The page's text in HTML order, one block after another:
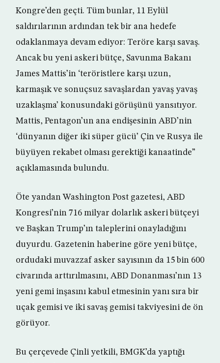
Kongre’den geçti. Tüm bunlar, 11 Eylül
saldırılarının ardından tek bir ana hedefe
odaklanmaya devam ediyor: Teröre karşı savaş.
Ancak bu yeni askeri bütçe, Savunma Bakanı
James Mattis’in ‘teröristlere karşı uzun,
karmaşık ve sonuçsuz savaşlardan yavaş yavaş
uzaklaşma’ konusundaki görüşünü yansıtıyor.
Mattis, Pentagon’un ana endişesinin ABD’nin
‘dünyanın diğer iki süper gücü’ Çin ve Rusya ile
büyüyen rekabet olması gerektiği kanaatinde”
açıklamasında bulundu.
Öte yandan Washington Post gazetesi, ABD
Kongresi’nin 716 milyar dolarlık askeri bütçeyi
ve Başkan Trump’ın taleplerini onayladığını
duyurdu. Gazetenin haberine göre yeni bütçe,
ordudaki muvazzaf asker sayısının da 15 bin 600
civarında arttırılmasını, ABD Donanması’nın 13
yeni gemi inşasını kabul etmesinin yanı sıra bir
uçak gemisi ve iki savaş gemisi takviyesini de ön
görüyor.
Bu çerçevede Çinli yetkili, BMGK’da yaptığı